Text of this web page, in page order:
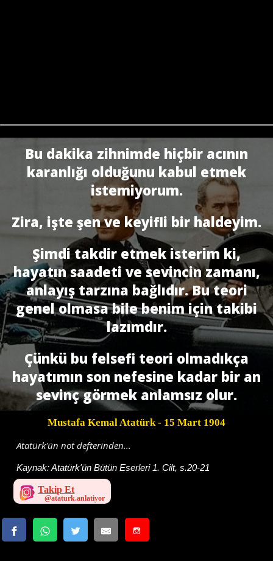
Bu dakika zihnimde hiçbir acının
karanlığı olduğunu kabul etmek
istemiyorum.
Zira, işte şen ve keyifli bir haldeyim.
Şimdi takdir etmek isterim ki,
hayatın saadeti ve sevincin zamanı,
anlayış tarzına bağlıdır. Bu teori
genel olmasa bile benim için takibi
lazımdır.
Çünkü bu felsefi teori olmadıkça
hayatımın son nefesine kadar bir an
sevinç görmek anlamsız olur.
Mustafa Kemal Atatürk - 15 Mart 1904
Atatürk'ün not defterinden...
Kaynak:Atatürk'ün Bütün Eserleri 1. Cilt, s.20-21
Takip Et